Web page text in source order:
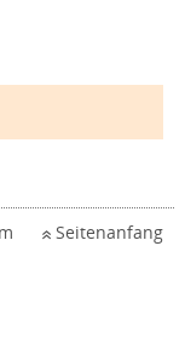
Seitenanfang